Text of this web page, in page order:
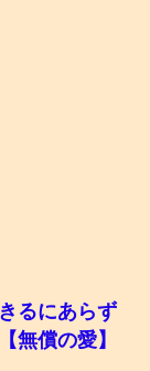
るにあらず
無償の愛】